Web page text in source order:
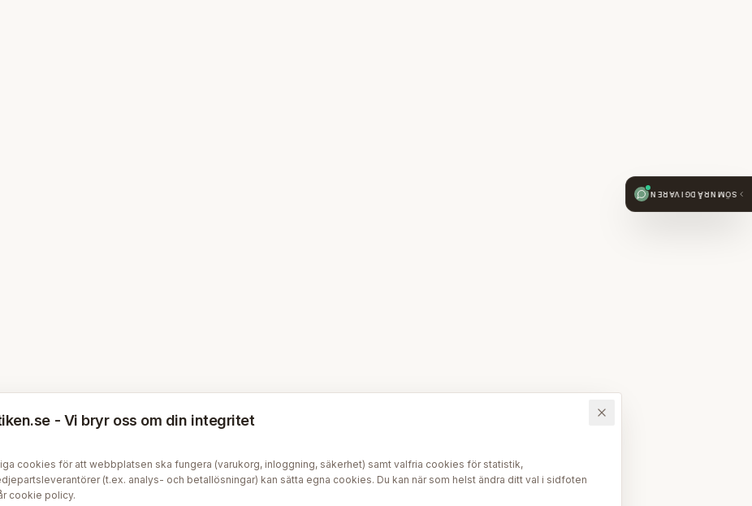
SÖMNRÅDGIVAREN
- Vi bryr oss om din integritet
cookies för att webbplatsen ska fungera (varukorg, inloggning, säkerhet) samt valfria cookies för statistik,
(t.ex. analys- och betallösningar) kan sätta egna cookies. Du kan när som helst ändra ditt val i sidfoten
cookie policy.